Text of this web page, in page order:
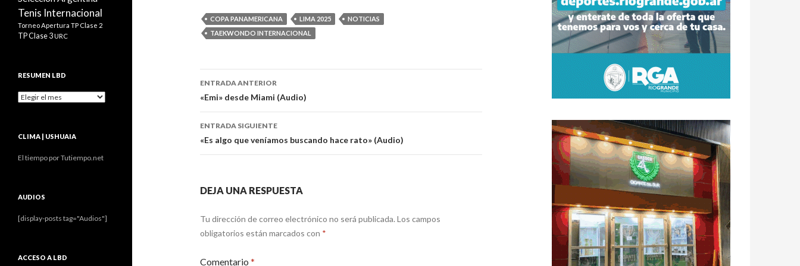
COPA PANAMERICANA LIMA 2025
NOTICIAS
TAEKWONDO INTERNACIONAL
Navegación
de
entradas
ENTRADA ANTERIOR
«Emi» desde Miami (Audio)
ENTRADA SIGUIENTE
«Es algo que veníamos buscando hace rato» (Audio)
DEJA UNA RESPUESTA
Tu dirección de correo electrónico no será publicada. Los campos
obligatorios están marcados con *
Comentario *
Tenis Internacional
Torneo Apertura TP Clase 2
TP Clase 3URC
RESUMEN LBD
Resumen
CLIMA | USHUAIA
El tiempo por Tutiempo.net
AUDIOS
[display-posts tag="Audios"]
ACCESO A LBD